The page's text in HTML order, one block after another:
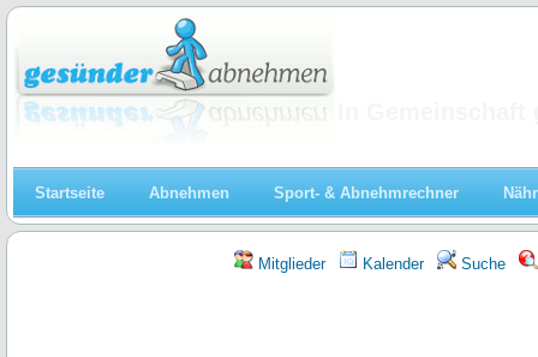
Startseite Abnehmen Sport- & Abnehmrechner
Mitglieder Kalender Suche